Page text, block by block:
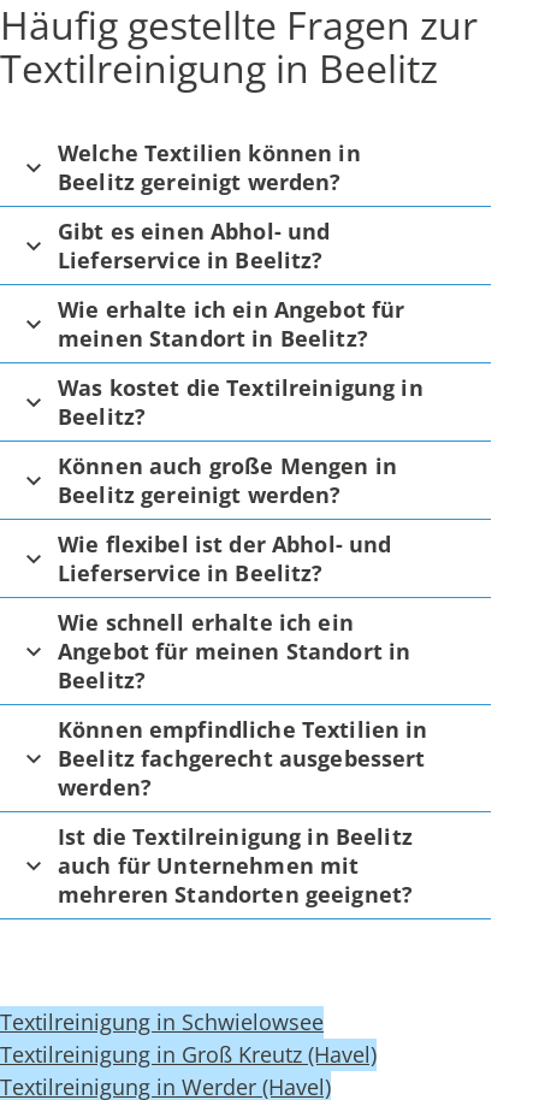
Häufig gestellte Fragen zur
Textilreinigung in Beelitz
Welche Textilien können in
Beelitz gereinigt werden?
Gibt es einen Abhol- und
Lieferservice in Beelitz?
Wie erhalte ich ein Angebot für
meinen Standort in Beelitz?
Was kostet die Textilreinigung in
Beelitz?
Können auch große Mengen in
Beelitz gereinigt werden?
Wie flexibel ist der Abhol- und
Lieferservice in Beelitz?
Wie schnell erhalte ich ein
Angebot für meinen Standort in
Beelitz?
Können empfindliche Textilien in
Beelitz fachgerecht ausgebessert
werden?
Ist die Textilreinigung in Beelitz
auch für Unternehmen mit
mehreren Standorten geeignet?
Textilreinigung in Schwielowsee
Textilreinigung in Groß Kreutz (Havel)
Textilreinigung in Werder (Havel)